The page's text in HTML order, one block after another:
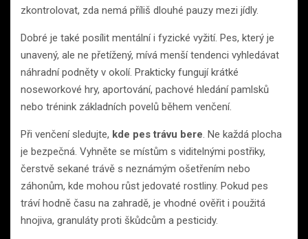
zkontrolovat, zda nemá příliš dlouhé pauzy mezi jídly.
Dobré je také posílit mentální i fyzické vyžití. Pes, který je
unavený, ale ne přetížený, mívá menší tendenci vyhledávat
náhradní podněty v okolí. Prakticky fungují krátké
noseworkové hry, aportování, pachové hledání pamlsků
nebo trénink základních povelů během venčení.
Při venčení sledujte, kde pes trávu bere . Ne každá plocha
je bezpečná. Vyhněte se místům s viditelnými postřiky,
čerstvě sekané trávě s neznámým ošetřením nebo
záhonům, kde mohou růst jedovaté rostliny. Pokud pes
tráví hodně času na zahradě, je vhodné ověřit i použitá
hnojiva, granuláty proti škůdcům a pesticidy.